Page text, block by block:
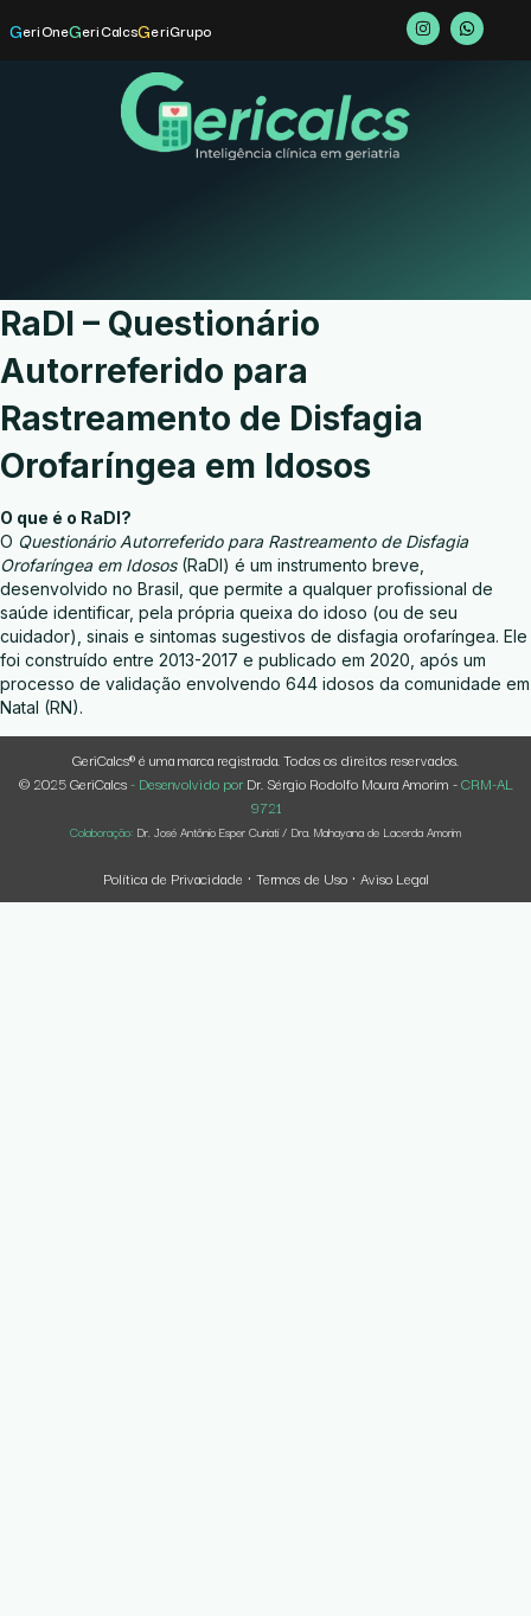
GeriOneGeriCalcsGeriGrupo
RaDI – Questionário
Autorreferido para
Rastreamento de Disfagia
Orofaríngea em Idosos
O que é o RaDI?
O Questionário Autorreferido para Rastreamento de Disfagia
Orofaríngea em Idosos(RaDI) é um instrumento breve,
desenvolvido no Brasil, que permite a qualquer profissional de
saúde identificar, pela própria queixa do idoso (ou de seu
cuidador), sinais e sintomas sugestivos de disfagia orofaríngea. Ele
foi construído entre 2013-2017 e publicado em 2020, após um
processo de validação envolvendo 644 idosos da comunidade em
Natal (RN).
GeriCalcs® é uma marca registrada. Todos os direitos reservados.
© 2025 GeriCalcs- Desenvolvido por Dr. Sérgio Rodolfo Moura Amorim -CRM-AL
9721
Colaboração: Dr. José Antônio Esper Curiati / Dra. Mahayana de Lacerda Amorim
Política de Privacidade · Termos de Uso· Aviso Legal